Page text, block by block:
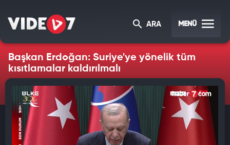
ARA MENÜ
Başkan Erdoğan: Suriye'ye yönelik tüm
kısıtlamalar kaldırılmalı